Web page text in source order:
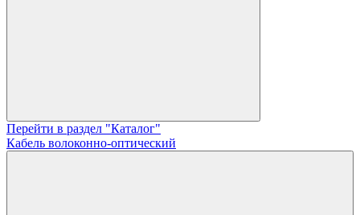
Перейти в раздел "Каталог"
Кабель волоконно-оптический